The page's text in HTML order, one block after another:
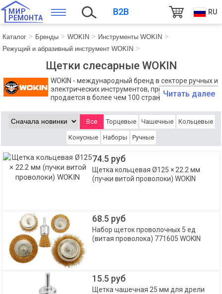
МИР
РЕМОНТА
B2B RU
Каталог Бренды WOKIN
Инструменты WOKIN
Режущий и абразивный инструмент WOKIN
Щетки слесарные WOKIN
WOKIN - международный бренд в секторе ручных и
электрических инструментов, продукция которого
продается в более чем 100 странах мира.
инструментов и профессионального рабочего оборудования,
которое создано для выполнения даже самых сложных задач.
Читать далее
Все Торцевые Чашечные Кольцевые
Конусные Наборы Ручные
74.5 руб
Щетка кольцевая Ø125 × 22.2 мм
(пучки витой проволоки) WOKIN
68.5 руб
Набор щеток проволочных 5 ед
(витая проволока) 771605 WOKIN
15.5 руб
Щетка чашечная 25 мм для дрели